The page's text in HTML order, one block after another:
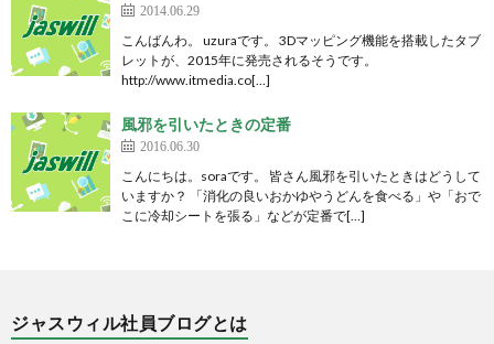
2014.06.29
こんばんわ。 uzuraです。 3Dマッピング機能を搭載したタブ
レットが、2015年に発売されるそうです。
http://www.itmedia.co[…]
風邪を引いたときの定番
2016.06.30
こんにちは。soraです。 皆さん風邪を引いたときはどうして
いますか？ 「消化の良いおかゆやうどんを食べる」や「おで
こに冷却シートを張る」などが定番で[…]
ジャスウィル社員ブログとは